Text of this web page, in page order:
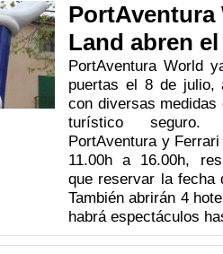
PortAventura
Land abren
PortAventura World
puertas el 8 de julio,
con diversas medidas
turístico seguro.
PortAventura y
11.00h a 16.00h,
que reservar la fecha
También abrirán 4
habrá espectáculos